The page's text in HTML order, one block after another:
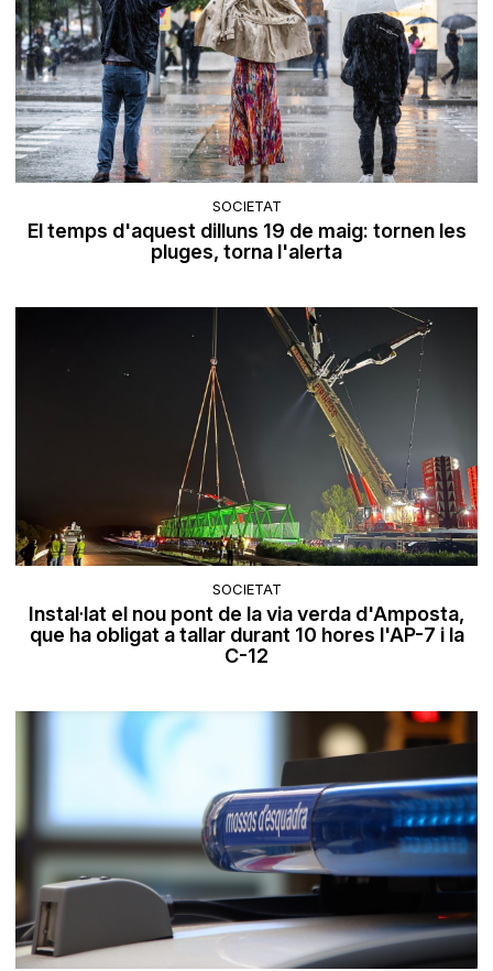
SOCIETAT
El temps d'aquest dilluns 19 de maig: tornen les
pluges, torna l'alerta
SOCIETAT
Instal·lat el nou pont de la via verda d'Amposta,
que ha obligat a tallar durant 10 hores l'AP-7 i la
C-12